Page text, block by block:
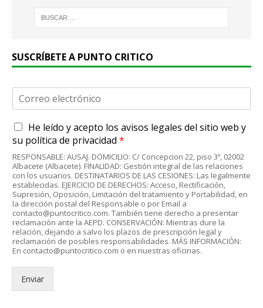
SUSCRÍBETE A PUNTO CRITICO
r
e
o
e
l
e
c
t
r
ó
n
i
c
.
A
c
e
r
d
o
R
G
P
D
*
He leído y acepto los avisos legales del sitio web y
su política de privacidad *
RESPONSABLE: AUSAJ. DOMICILIO: C/ Concepcion 22, piso 3º, 02002
Albacete (Albacete). FINALIDAD: Gestión integral de las relaciones
con los usuarios. DESTINATARIOS DE LAS CESIONES: Las legalmente
establecidas. EJERCICIO DE DERECHOS: Acceso, Rectificación,
Supresión, Oposición, Limitación del tratamiento y Portabilidad, en
la dirección postal del Responsable o por Email a
contacto@puntocritico.com. También tiene derecho a presentar
reclamación ante la AEPD. CONSERVACIÓN: Mientras dure la
relación, dejando a salvo los plazos de prescripción legal y
reclamación de posibles responsabilidades. MÁS INFORMACIÓN:
En contacto@puntocritico.com o en nuestras oficinas.
Enviar